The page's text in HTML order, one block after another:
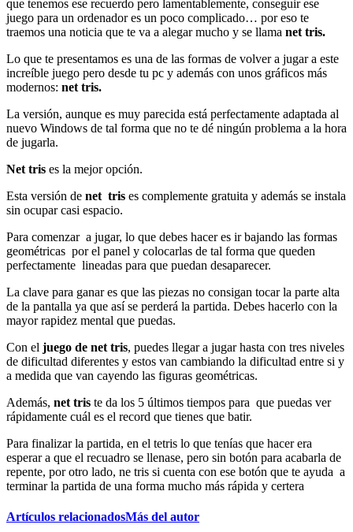
que tenemos ese recuerdo pero lamentablemente, conseguir ese
juego para un ordenador es un poco complicado… por eso te
traemos una noticia que te va a alegar mucho y se llama net tris.
Lo que te presentamos es una de las formas de volver a jugar a este
increíble juego pero desde tu pc y además con unos gráficos más
modernos: net tris.
La versión, aunque es muy parecida está perfectamente adaptada al
nuevo Windows de tal forma que no te dé ningún problema a la hora
de jugarla.
Net tris es la mejor opción.
Esta versión de net tris es complemente gratuita y además se instala
sin ocupar casi espacio.
Para comenzar a jugar, lo que debes hacer es ir bajando las formas
geométricas por el panel y colocarlas de tal forma que queden
perfectamente lineadas para que puedan desaparecer.
La clave para ganar es que las piezas no consigan tocar la parte alta
de la pantalla ya que así se perderá la partida. Debes hacerlo con la
mayor rapidez mental que puedas.
Con el juego de net tris, puedes llegar a jugar hasta con tres niveles
de dificultad diferentes y estos van cambiando la dificultad entre si y
a medida que van cayendo las figuras geométricas.
Además, net tris te da los 5 últimos tiempos para que puedas ver
rápidamente cuál es el record que tienes que batir.
Para finalizar la partida, en el tetris lo que tenías que hacer era
esperar a que el recuadro se llenase, pero sin botón para acabarla de
repente, por otro lado, ne tris si cuenta con ese botón que te ayuda a
terminar la partida de una forma mucho más rápida y certera
Artículos relacionadosMás del autor